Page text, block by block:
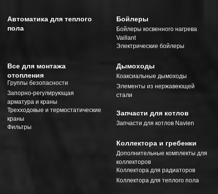
Автоматика для теплого
пола
Бойлеры
Бойлеры косвенного нагрева
Vaillant
Электрические бойлеры
Все для монтажа
отопления
Группы безопасности
Запорно-регулирующая
арматура и краны
Трехходовые и термостатические
краны
Фильтры
Дымоходы
Коаксиальные дымоходы
Элементы из нержавеющей
стали
Запчасти для котлов
Запчасти для котлов Navien
Коллектора и гребенки
Дополнительные комплекты для
коллекторов
Коллектора для радиаторов
Коллектора для теплого пола